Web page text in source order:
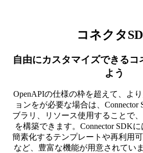
コネクタ
自由にカスタマイズできるコ
よう
OpenAPIの仕様の枠を超えて、よ
ョンをが必要な場合は、Connector
ブラリ、リソース使用することで
を構築できます。Connector SDK
簡素化するテンプレートや再利用
など、豊富な機能が用意されてい